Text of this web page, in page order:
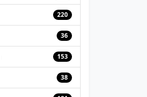
220
36
153
38